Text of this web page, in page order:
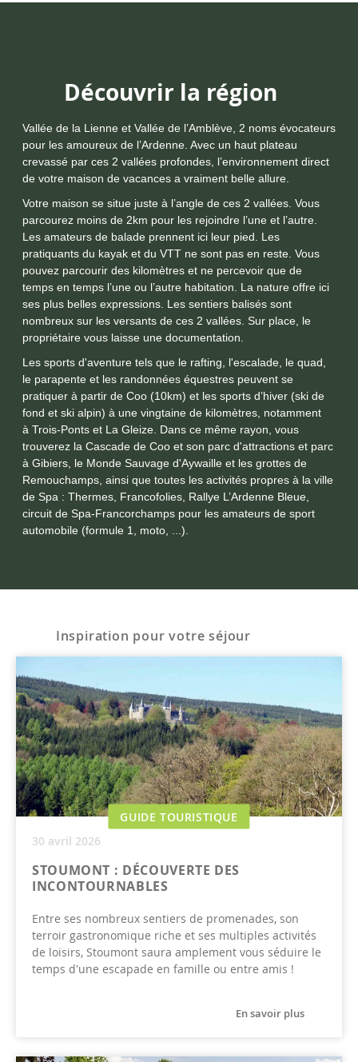
Découvrir la région
Vallée de la Lienne et Vallée de l’Amblève, 2 noms évocateurs
pour les amoureux de l’Ardenne. Avec un haut plateau
crevassé par ces 2 vallées profondes, l’environnement direct
de votre maison de vacances a vraiment belle allure.
Votre maison se situe juste à l’angle de ces 2 vallées. Vous
parcourez moins de 2km pour les rejoindre l’une et l’autre.
Les amateurs de balade prennent ici leur pied. Les
pratiquants du kayak et du VTT ne sont pas en reste. Vous
pouvez parcourir des kilomètres et ne percevoir que de
temps en temps l’une ou l’autre habitation. La nature offre ici
ses plus belles expressions. Les sentiers balisés sont
nombreux sur les versants de ces 2 vallées. Sur place, le
propriétaire vous laisse une documentation.
Les sports d'aventure tels que le rafting, l'escalade, le quad,
le parapente et les randonnées équestres peuvent se
pratiquer à partir de Coo (10km) et les sports d’hiver (ski de
fond et ski alpin) à une vingtaine de kilomètres, notamment
à Trois-Ponts et La Gleize. Dans ce même rayon, vous
trouverez la Cascade de Coo et son parc d'attractions et parc
à Gibiers, le Monde Sauvage d'Aywaille et les grottes de
Remouchamps, ainsi que toutes les activités propres à la ville
de Spa : Thermes, Francofolies, Rallye L’Ardenne Bleue,
circuit de Spa-Francorchamps pour les amateurs de sport
automobile (formule 1, moto, ...).
Inspiration pour votre séjour
GUIDE TOURISTIQUE
30 avril 2026
STOUMONT : DÉCOUVERTE DES
INCONTOURNABLES
Entre ses nombreux sentiers de promenades, son
terroir gastronomique riche et ses multiples activités
de loisirs, Stoumont saura amplement vous séduire le
temps d'une escapade en famille ou entre amis !
En savoir plus